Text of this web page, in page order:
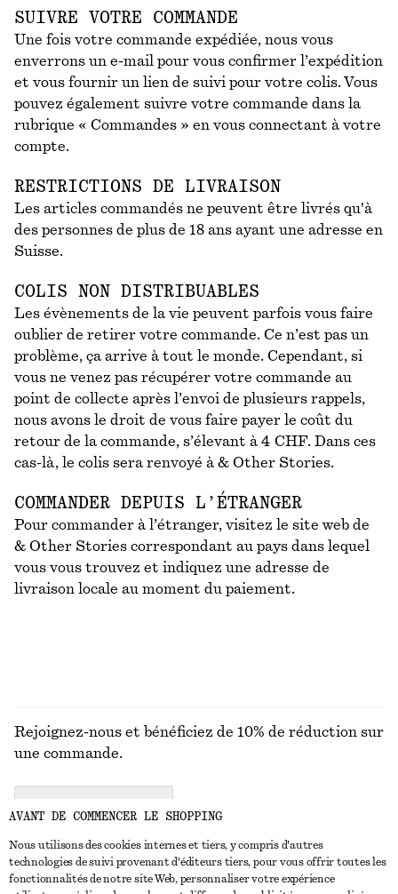
SUIVRE VOTRE COMMANDE
Une fois votre commande expédiée, nous vous
enverrons un e-mail pour vous confirmer l’expédition
et vous fournir un lien de suivi pour votre colis. Vous
pouvez également suivre votre commande dans la
rubrique « Commandes » en vous connectant à votre
compte.
RESTRICTIONS DE LIVRAISON
Les articles commandés ne peuvent être livrés qu'à
des personnes de plus de 18 ans ayant une adresse en
Suisse.
COLIS NON DISTRIBUABLES
Les évènements de la vie peuvent parfois vous faire
oublier de retirer votre commande. Ce n’est pas un
problème, ça arrive à tout le monde. Cependant, si
vous ne venez pas récupérer votre commande au
point de collecte après l’envoi de plusieurs rappels,
nous avons le droit de vous faire payer le coût du
retour de la commande, s’élevant à 4 CHF. Dans ces
cas-là, le colis sera renvoyé à & Other Stories.
COMMANDER DEPUIS L’ÉTRANGER
Pour commander à l’étranger, visitez le site web de
& Other Stories correspondant au pays dans lequel
vous vous trouvez et indiquez une adresse de
livraison locale au moment du paiement.
NOUS CONTACTER
Rejoignez-nous et bénéficiez de 10% de réduction sur
une commande.
AVANT DE COMMENCER LE SHOPPING
Nous utilisons des cookies internes et tiers, y compris d'autres
technologies de suivi provenant d'éditeurs tiers, pour vous offrir toutes les
fonctionnalités de notre site Web, personnaliser votre expérience